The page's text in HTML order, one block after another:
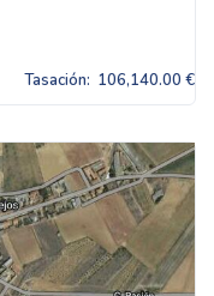
Tasación: 106,140.00 €